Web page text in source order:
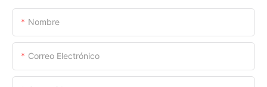
Nombre
Correo Electrónico